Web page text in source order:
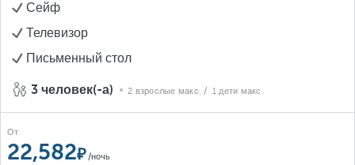
Сейф
Телевизор
Письменный стол
3 человек(-а) 2 взрослые макс. / 1 дети макс.
От
22,582 /ночь